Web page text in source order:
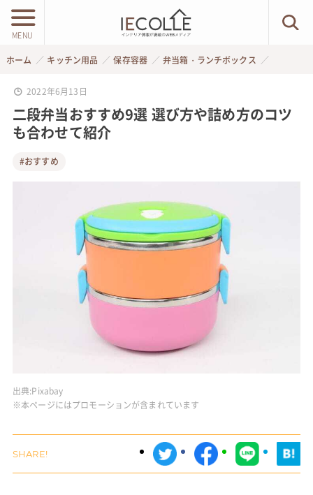
MENU
ホーム キッチン用品 保存容器 弁当箱・ランチボックス
2022年6月13日
二段弁当おすすめ9選 選び方や詰め方のコツ
も合わせて紹介
#おすすめ
出典:Pixabay
※本ページにはプロモーションが含まれています